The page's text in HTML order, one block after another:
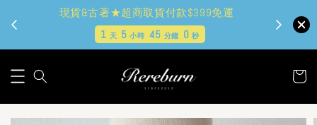
現貨&古著★超商取貨付款$399免運
1 天 5 小時 44 分鐘 58秒